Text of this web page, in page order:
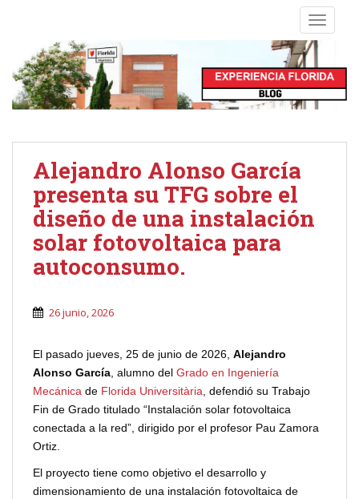
Alejandro Alonso García
presenta su TFG sobre el
diseño de una instalación
solar fotovoltaica para
autoconsumo.
26 junio, 2026
El pasado jueves, 25 de junio de 2026, Alejandro
Alonso García, alumno del Grado en Ingeniería
Mecánica de Florida Universitària, defendió su Trabajo
Fin de Grado titulado “Instalación solar fotovoltaica
conectada a la red”, dirigido por el profesor Pau Zamora
Ortiz.
El proyecto tiene como objetivo el desarrollo y
dimensionamiento de una instalación fotovoltaica de